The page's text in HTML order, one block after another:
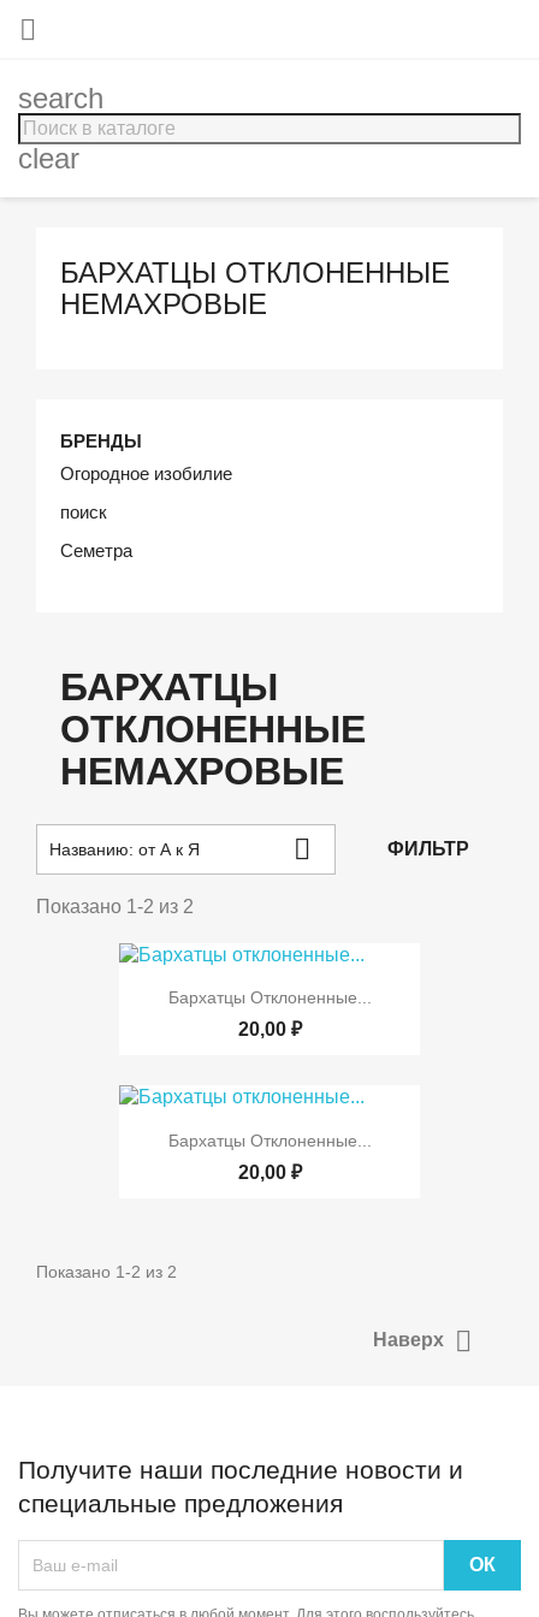

search
clear
БАРХАТЦЫ ОТКЛОНЕННЫЕ
НЕМАХРОВЫЕ
БРЕНДЫ
Огородное изобилие
поиск
Семетра
БАРХАТЦЫ
ОТКЛОНЕННЫЕ
НЕМАХРОВЫЕ
Названию: от А к Я  ФИЛЬТР
Показано 1-2 из 2
Бархатцы Отклоненные...
20,00 ₽
Бархатцы Отклоненные...
20,00 ₽
Показано 1-2 из 2
Наверх 
Получите наши последние новости и
специальные предложения